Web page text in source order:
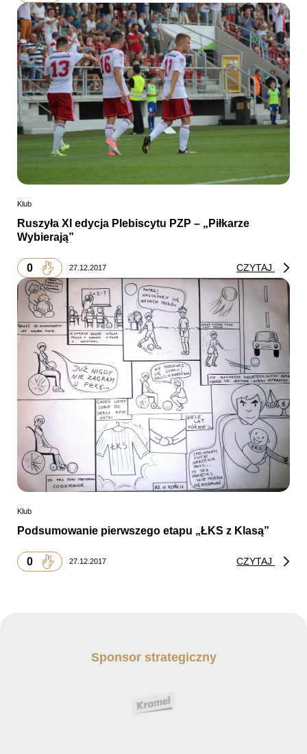
Klub
Ruszyła XI edycja Plebiscytu PZP – „Piłkarze
Wybierają”
0 27.12.2017 CZYTAJ
Klub
Podsumowanie pierwszego etapu „ŁKS z Klasą”
0 27.12.2017 CZYTAJ
Sponsor strategiczny